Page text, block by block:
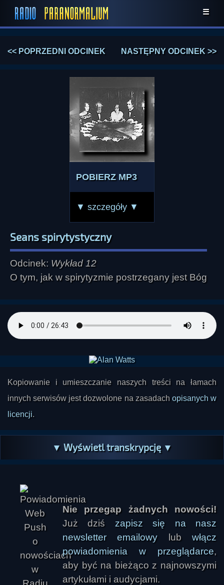
☰
<< POPRZEDNI ODCINEK NASTĘPNY ODCINEK >>
POBIERZ MP3
▼ szczegóły ▼
Seans spirytystyczny
Odcinek: Wykład 12
O tym, jak w spirytyzmie postrzegany jest Bóg
Kopiowanie i umieszczanie naszych treści na łamach
innych serwisów jest dozwolone na zasadach opisanych w
licencji.
▼ Wyświetl transkrypcję ▼
Nie przegap żadnych nowości!
Już dziś zapisz się na nasz
newsletter emailowy lubwłącz
powiadomienia w przeglądarce,
aby być na bieżąco z najnowszymi
artykułami i audycjami.